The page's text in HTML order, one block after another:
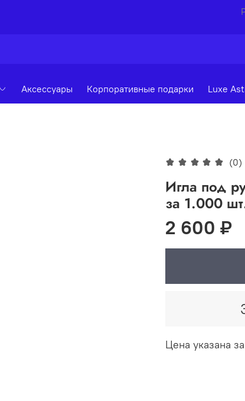
Аксессуары Корпоративные подарки Luxe
(0)
Игла под
за 1.000
2 600 ₽
Цена указана